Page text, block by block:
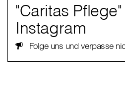
"Caritas
Instagram
Folge uns und verpasse